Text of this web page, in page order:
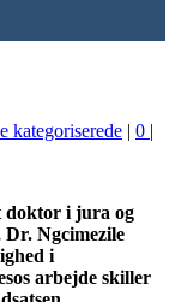
kategoriserede | 0 |
doktor i jura og
Ngcimezile
i
arbejde skiller